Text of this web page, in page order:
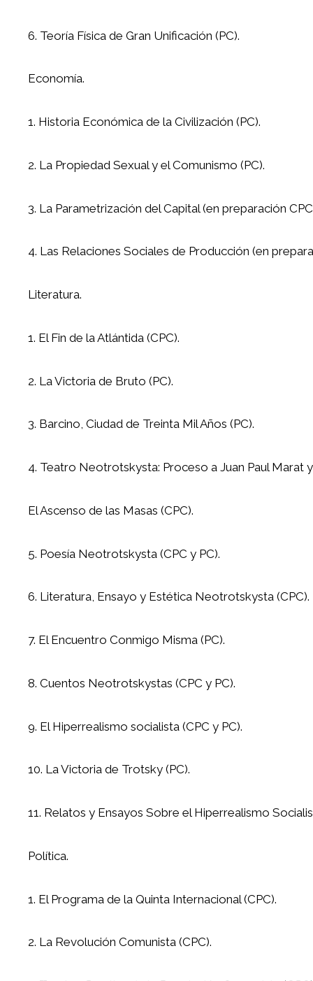
6. Teoría Física de Gran Unificación (PC).
Economía.
1. Historia Económica de la Civilización (PC).
2. La Propiedad Sexual y el Comunismo (PC).
3. La Parametrización del Capital (en preparación
4. Las Relaciones Sociales de Producción (en
Literatura.
1. El Fin de la Atlántida (CPC).
2. La Victoria de Bruto (PC).
3. Barcino, Ciudad de Treinta Mil Años (PC).
4. Teatro Neotrotskysta: Proceso a Juan Paul Marat y
El Ascenso de las Masas (CPC).
5. Poesía Neotrotskysta (CPC y PC).
6. Literatura, Ensayo y Estética Neotrotskysta (CPC).
7. El Encuentro Conmigo Misma (PC).
8. Cuentos Neotrotskystas (CPC y PC).
9. El Hiperrealismo socialista (CPC y PC).
10. La Victoria de Trotsky (PC).
11. Relatos y Ensayos Sobre el Hiperrealismo
Política.
1. El Programa de la Quinta Internacional (CPC).
2. La Revolución Comunista (CPC).